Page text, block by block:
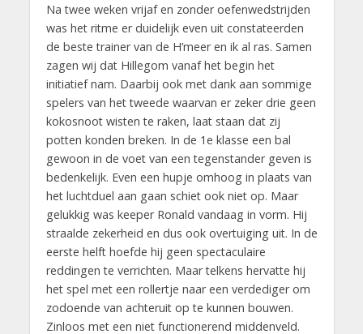
Na twee weken vrijaf en zonder oefenwedstrijden
was het ritme er duidelijk even uit constateerden
de beste trainer van de H’meer en ik al ras. Samen
zagen wij dat Hillegom vanaf het begin het
initiatief nam. Daarbij ook met dank aan sommige
spelers van het tweede waarvan er zeker drie geen
kokosnoot wisten te raken, laat staan dat zij
potten konden breken. In de 1e klasse een bal
gewoon in de voet van een tegenstander geven is
bedenkelijk. Even een hupje omhoog in plaats van
het luchtduel aan gaan schiet ook niet op. Maar
gelukkig was keeper Ronald vandaag in vorm. Hij
straalde zekerheid en dus ook overtuiging uit. In de
eerste helft hoefde hij geen spectaculaire
reddingen te verrichten. Maar telkens hervatte hij
het spel met een rollertje naar een verdediger om
zodoende van achteruit op te kunnen bouwen.
Zinloos met een niet functionerend middenveld.